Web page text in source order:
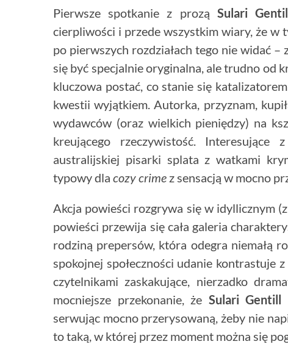
Pierwsze spotkanie z prozą Sulari
cierpliwości i przede wszystkim wiary, że w
po pierwszych rozdziałach tego nie widać –
się być specjalnie oryginalna, ale trudno od
kluczowa postać, co stanie się
kwestii wyjątkiem. Autorka, przyznam,
wydawców (oraz wielkich pieniędzy) na
kreującego rzeczywistość.
australijskiej pisarki splata z watkami
typowy dla cozy crime z sensacją w mocno
Akcja powieści rozgrywa się w idyllicznym
powieści przewija się cała galeria
rodziną prepersów, która odegra niemałą
spokojnej społeczności udanie kontrastuje
czytelnikami zaskakujące, nierzadko
mocniejsze przekonanie, że Sulari Gentill
serwując mocno przerysowaną, żeby nie
to taką, w której przez moment można się